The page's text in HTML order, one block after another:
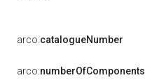
arco:catalogueNumber
arco:numberOfComponents